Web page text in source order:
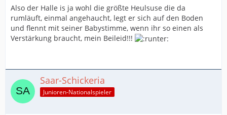
Also der Halle is ja wohl die größte Heulsuse die da
rumläuft, einmal angehaucht, legt er sich auf den Boden
und flennt mit seiner Babystimme, wenn ihr so einen als
Verstärkung braucht, mein Beileid!!!
Saar-Schickeria
Junioren-Nationalspieler